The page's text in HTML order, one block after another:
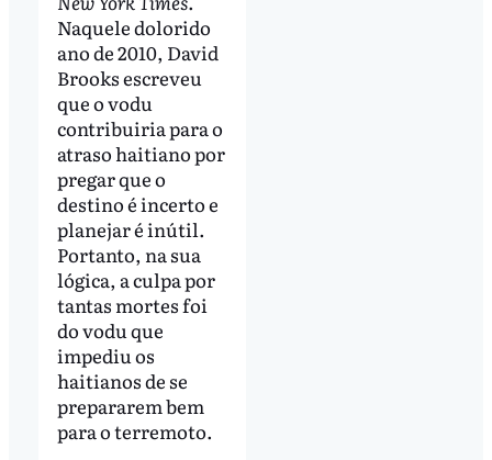
Naquele dolorido
ano de 2010, David
Brooks escreveu
que o vodu
contribuiria para o
atraso haitiano por
pregar que o
destino é incerto e
planejar é inútil.
Portanto, na sua
lógica, a culpa por
tantas mortes foi
do vodu que
impediu os
haitianos de se
prepararem bem
para o terremoto.